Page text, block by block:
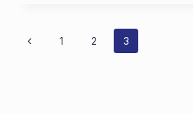
Navegación
Página
1 2 3